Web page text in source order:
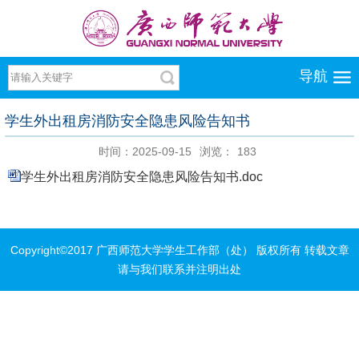
导航
学生外出租房消防安全隐患风险告知书
时间：2025-09-15 浏览： 183
学生外出租房消防安全隐患风险告知书.doc
Copyright©2017 广西师范大学学生工作部（处） 版权所有 转载文章
请与我们联系并注明出处